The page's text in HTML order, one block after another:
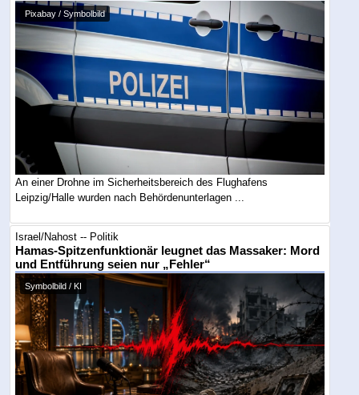
Pixabay / Symbolbild
An einer Drohne im Sicherheitsbereich des Flughafens
Leipzig/Halle wurden nach Behördenunterlagen ...
Israel/Nahost -- Politik
Hamas-Spitzenfunktionär leugnet das Massaker: Mord
und Entführung seien nur „Fehler“
Symbolbild / KI